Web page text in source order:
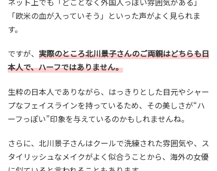
「欧米の血が入っていそう」といった声がよく見られま
す。
ですが、 実際のところ北川景子さんのご両親はどちらも日
本人で、ハーフではありません。
生粋の日本人でありながら、はっきりとした目元やシャー
プなフェイスラインを持っているため、その美しさが“ハ
ーフっぽい”印象を与えているのかもしれませんね。
さらに、北川景子さんはクールで洗練された雰囲気や、ス
タイリッシュなメイクがよく似合うことから、海外の女優